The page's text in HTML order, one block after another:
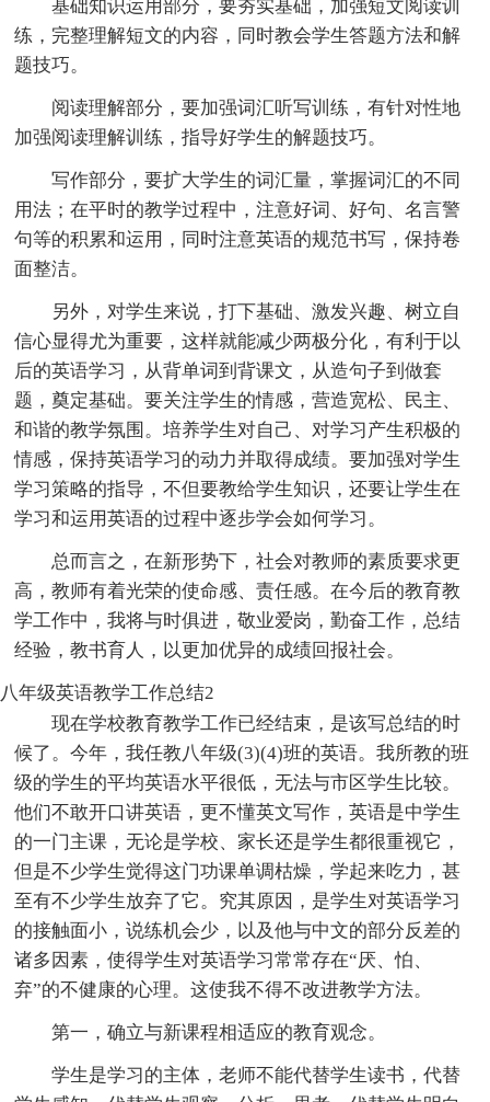
基础知识运用部分，要夯实基础，加强短文阅读训
练，完整理解短文的内容，同时教会学生答题方法和解
题技巧。
阅读理解部分，要加强词汇听写训练，有针对性地
加强阅读理解训练，指导好学生的解题技巧。
写作部分，要扩大学生的词汇量，掌握词汇的不同
用法；在平时的教学过程中，注意好词、好句、名言警
句等的积累和运用，同时注意英语的规范书写，保持卷
面整洁。
另外，对学生来说，打下基础、激发兴趣、树立自
信心显得尤为重要，这样就能减少两极分化，有利于以
后的英语学习，从背单词到背课文，从造句子到做套
题，奠定基础。要关注学生的情感，营造宽松、民主、
和谐的教学氛围。培养学生对自己、对学习产生积极的
情感，保持英语学习的动力并取得成绩。要加强对学生
学习策略的指导，不但要教给学生知识，还要让学生在
学习和运用英语的过程中逐步学会如何学习。
总而言之，在新形势下，社会对教师的素质要求更
高，教师有着光荣的使命感、责任感。在今后的教育教
学工作中，我将与时俱进，敬业爱岗，勤奋工作，总结
经验，教书育人，以更加优异的成绩回报社会。
八年级英语教学工作总结2
现在学校教育教学工作已经结束，是该写总结的时
候了。今年，我任教八年级(3)(4)班的英语。我所教的班
级的学生的平均英语水平很低，无法与市区学生比较。
他们不敢开口讲英语，更不懂英文写作，英语是中学生
的一门主课，无论是学校、家长还是学生都很重视它，
但是不少学生觉得这门功课单调枯燥，学起来吃力，甚
至有不少学生放弃了它。究其原因，是学生对英语学习
的接触面小，说练机会少，以及他与中文的部分反差的
诸多因素，使得学生对英语学习常常存在“厌、怕、
弃”的不健康的心理。这使我不得不改进教学方法。
第一，确立与新课程相适应的教育观念。
学生是学习的主体，老师不能代替学生读书，代替